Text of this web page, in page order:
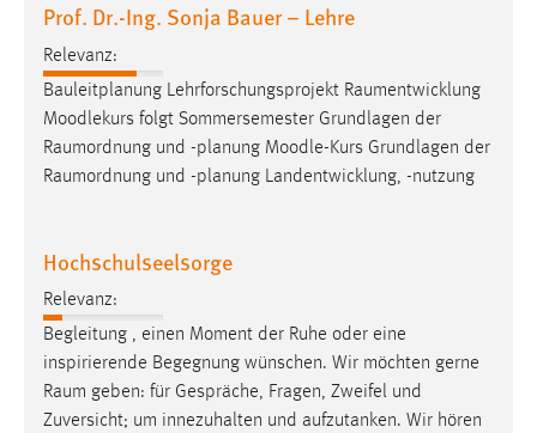
Prof. Dr.-Ing. Sonja Bauer – Lehre
Relevanz:
Bauleitplanung Lehrforschungsprojekt Raumentwicklung
Moodlekurs folgt Sommersemester Grundlagen der
Raumordnung und -planung Moodle-Kurs Grundlagen der
Raumordnung und -planung Landentwicklung, -nutzung
Hochschulseelsorge
Relevanz:
Begleitung , einen Moment der Ruhe oder eine
inspirierende Begegnung wünschen. Wir möchten gerne
Raum geben: für Gespräche, Fragen, Zweifel und
Zuversicht; um innezuhalten und aufzutanken. Wir hören